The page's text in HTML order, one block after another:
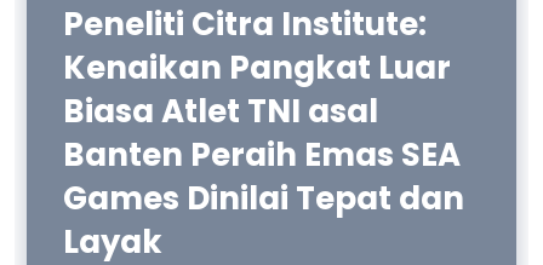
Peneliti Citra Institute:
Kenaikan Pangkat Luar
Biasa Atlet TNI asal
Banten Peraih Emas SEA
Games Dinilai Tepat dan
Layak